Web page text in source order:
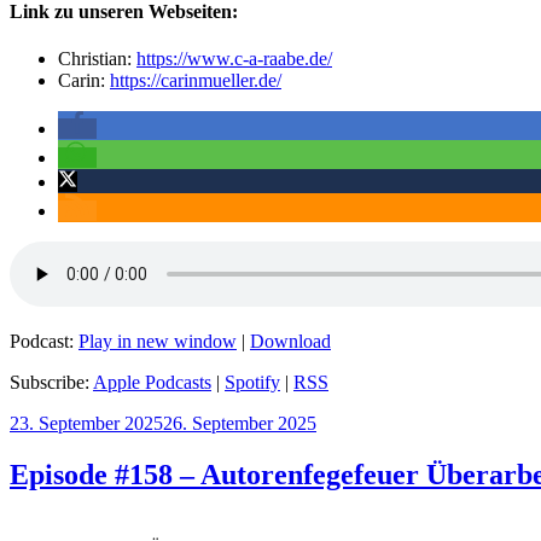
Link zu unseren Webseiten:
Christian: https://www.c-a-raabe.de/
Carin: https://carinmueller.de/
Podcast: Play in new window | Download
Subscribe: Apple Podcasts | Spotify | RSS
Veröffentlicht
23. September 202526. September 2025
Episode #158 – Autorenfegefeuer